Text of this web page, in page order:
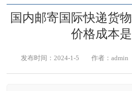
国内邮寄国际快递货
价格成本
发布时间：2024-1-5 作者：admin